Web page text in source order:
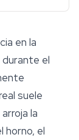
en la
durante el
suele
la
horno, el